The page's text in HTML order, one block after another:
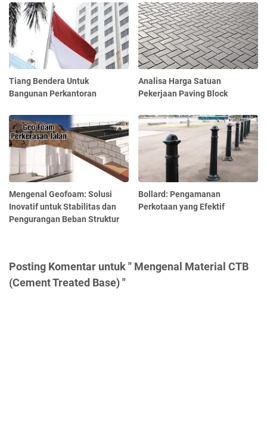
Tiang Bendera Untuk
Bangunan Perkantoran
Analisa Harga Satuan
Pekerjaan Paving Block
Mengenal Geofoam: Solusi
Inovatif untuk Stabilitas dan
Pengurangan Beban Struktur
Bollard: Pengamanan
Perkotaan yang Efektif
Posting Komentar untuk " Mengenal Material CTB
(Cement Treated Base) "